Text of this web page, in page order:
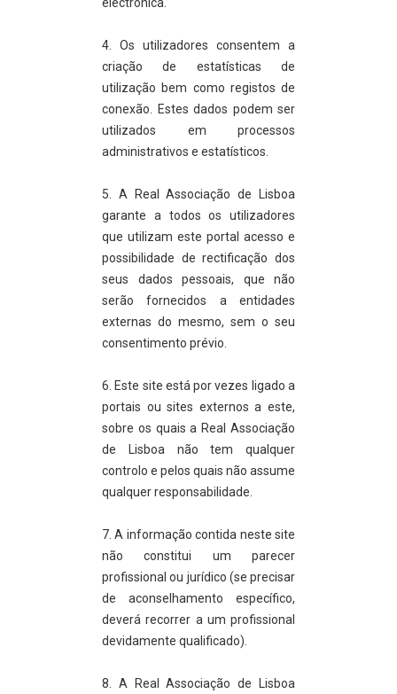
4. Os utilizadores consentem a
criação de estatísticas de
utilização bem como registos de
conexão. Estes dados podem ser
utilizados em processos
administrativos e estatísticos.
5. A Real Associação de Lisboa
garante a todos os utilizadores
que utilizam este portal acesso e
possibilidade de rectificação dos
seus dados pessoais, que não
serão fornecidos a entidades
externas do mesmo, sem o seu
consentimento prévio.
6. Este site está por vezes ligado a
portais ou sites externos a este,
sobre os quais a Real Associação
de Lisboa não tem qualquer
controlo e pelos quais não assume
qualquer responsabilidade.
7. A informação contida neste site
não constitui um parecer
profissional ou jurídico (se precisar
de aconselhamento específico,
deverá recorrer a um profissional
devidamente qualificado).
8. A Real Associação de Lisboa